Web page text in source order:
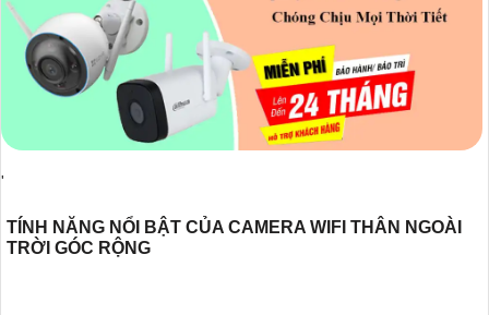
'
TÍNH NĂNG NỔI BẬT CỦA CAMERA WIFI THÂN NGOÀI
TRỜI GÓC RỘNG